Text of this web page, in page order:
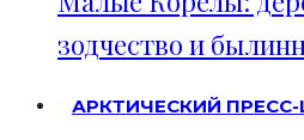
зодчество и
АРКТИЧЕСКИЙ